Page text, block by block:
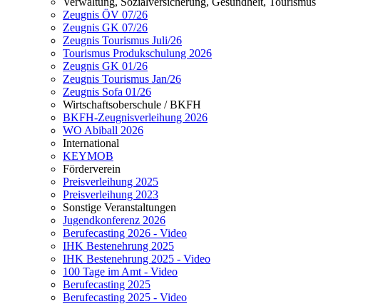
Zeugnis ÖV 07/26
Zeugnis GK 07/26
Zeugnis Tourismus Juli/26
Tourismus Produkschulung 2026
Zeugnis GK 01/26
Zeugnis Tourismus Jan/26
Zeugnis Sofa 01/26
Wirtschaftsoberschule / BKFH
BKFH-Zeugnisverleihung 2026
WO Abiball 2026
International
KEYMOB
Förderverein
Preisverleihung 2025
Preisverleihung 2023
Sonstige Veranstaltungen
Jugendkonferenz 2026
Berufecasting 2026 - Video
IHK Bestenehrung 2025
IHK Bestenehrung 2025 - Video
100 Tage im Amt - Video
Berufecasting 2025
Berufecasting 2025 - Video